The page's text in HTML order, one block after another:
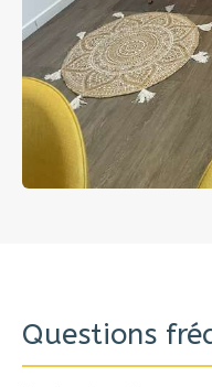
Questions